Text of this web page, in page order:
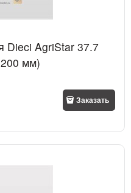
Dieci AgriStar 37.7
мм)
Заказать